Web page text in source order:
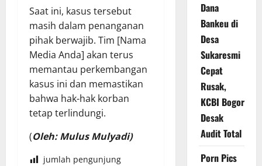
Saat ini, kasus tersebut
masih dalam penanganan
pihak berwajib. Tim [Nama
Media Anda] akan terus
memantau perkembangan
kasus ini dan memastikan
bahwa hak-hak korban
tetap terlindungi.
(Oleh: Mulus Mulyadi)
jumlah pengunjung
Dana
Bankeu di
Desa
Sukaresmi
Cepat
Rusak,
KCBI Bogor
Desak
Audit Total
Porn Pics